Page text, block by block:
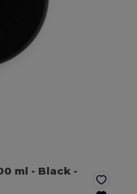
ml - Black -